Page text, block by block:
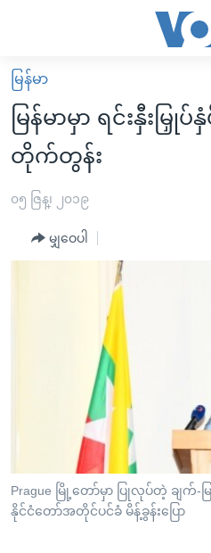
လွယ်ကူ
စေ
သည့်
Link
များ
အကြောင်းအရာ
သို့
ကျော်
ကြည့်
မူလစာမျက်နှာ
မြန်မာ
ကမ္ဘာ့သတင်းများ
နိုင်ငံတကာ
အစ္စရေး-ပါလက်စတိုင်း
ဗွီဒီယို
ရပ်ဝန်းတခု လမ်းတခု အလွန်
အင်္ဂလိပ်စာလေ့လာမယ်
အမေရိကန်သုံးအီဒီယံ
မကြေးမုံရဲ့ အင်္ဂလိပ်စာ
ရုပ်ရှင်ထဲက အင်္ဂလိပ်စာ
သုတပဒေသာ အင်္ဂလိပ်စာ
အပတ်စဉ်ကဏ္ဍများ
ရေဒီယိုနှင့်ရုပ်သံ အချက်အလက်မ
ရေဒီယို/တီဗွီအစီအစဉ်
ဗွီအိုအေ လူမှုကွန်ယက်များ
မြန်မာ
မြန်မာမှာ ရင်းနှီးမြှု
တိုက်တွန်း
၀၅ ဇြန္၊ ၂၀၁၉
မျှဝေပါ
Prague မြို့တော်မှာ ပြုလုပ်တဲ့ ချက်-မ
နိုင်ငံတော်အတိုင်ပင်ခံ မိန့်ခွန်းပြော